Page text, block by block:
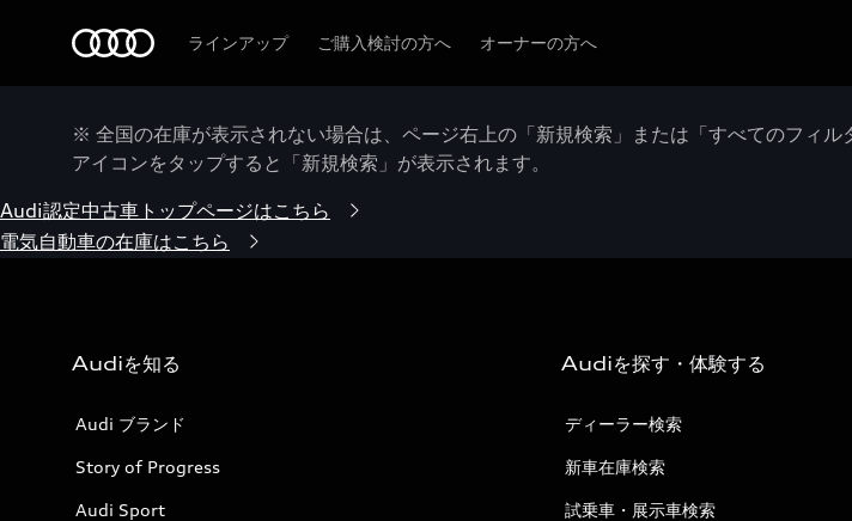
ラインアップ ご購入検討の方へ オーナーの方へ
※ 全国の在庫が表示されない場合は、ページ右上の「新規検索」または「すべてのフィ
アイコンをタップすると「新規検索」が表示されます。
Audi認定中古車トップページはこちら
電気自動車の在庫はこちら
Audiを知る
Audi ブランド
Story of Progress
Audi Sport
Audiを探す・体験する
ディーラー検索
新車在庫検索
試乗車・展示車検索